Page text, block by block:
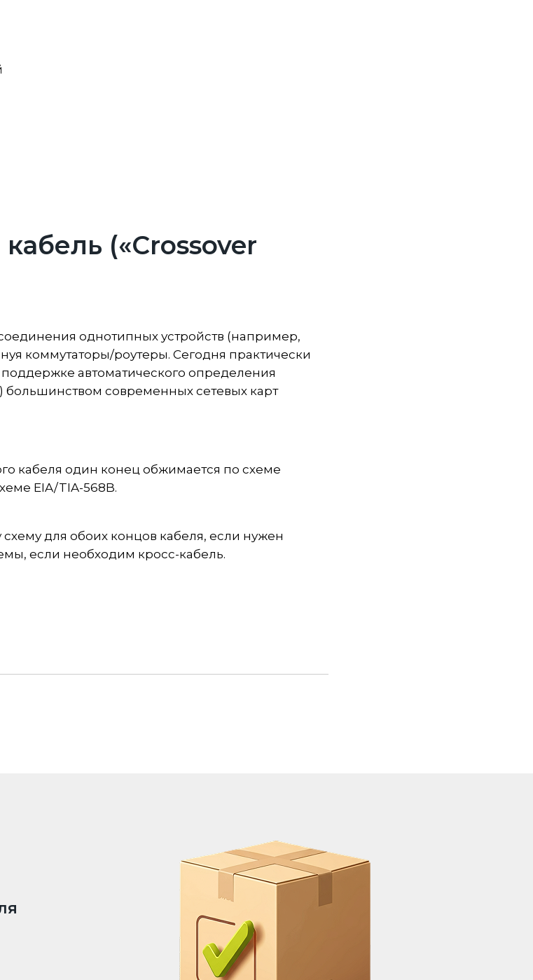
(«Crossover
однотипных устройств (например,
коммутаторы/роутеры. Сегодня практически
поддержке автоматического определения
большинством современных сетевых карт
кабеля один конец обжимается по схеме
EIA/TIA-568B.
для обоих концов кабеля, если нужен
если необходим кросс-кабель.